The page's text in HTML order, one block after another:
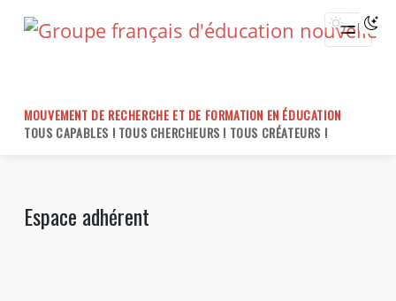
MOUVEMENT DE RECHERCHE ET DE FORMATION EN ÉDUCATION
TOUS CAPABLES ! TOUS CHERCHEURS ! TOUS CRÉATEURS !
Espace adhérent